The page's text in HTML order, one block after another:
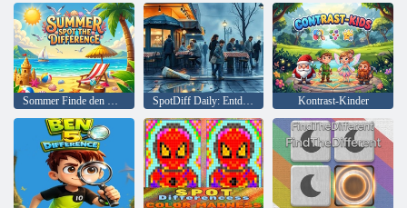
Sommer Finde den Unterschied SpotDiff Daily: Entdecken Sie den Unterschied Kontrast-Kinder